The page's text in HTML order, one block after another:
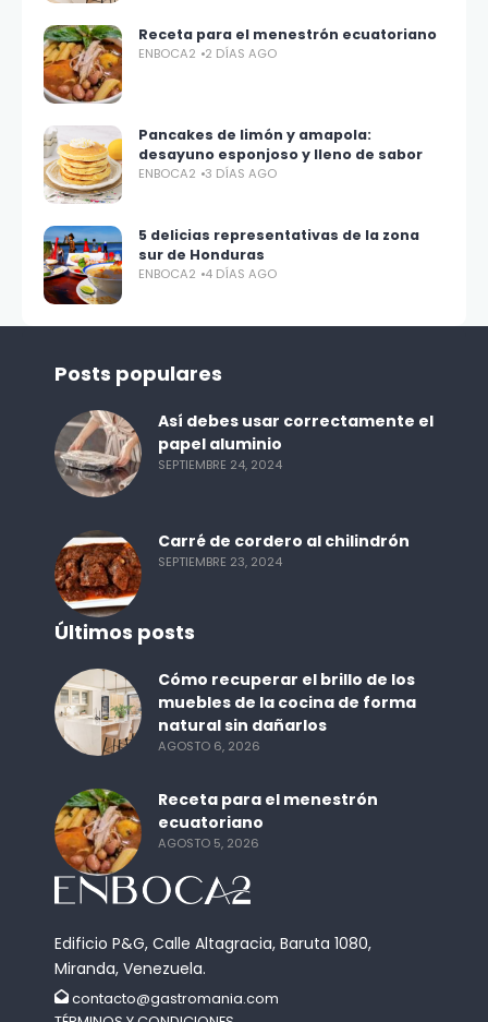
Receta para el menestrón ecuatoriano
ENBOCA2 2 DÍAS AGO
Pancakes de limón y amapola:
desayuno esponjoso y lleno de sabor
ENBOCA2 3 DÍAS AGO
5 delicias representativas de la zona
sur de Honduras
ENBOCA2 4 DÍAS AGO
Edificio P&G, Calle Altagracia, Baruta 1080,
Miranda, Venezuela.
contacto@gastromania.com
Posts populares
Así debes usar correctamente el
papel aluminio
SEPTIEMBRE 24, 2024
Carré de cordero al chilindrón
SEPTIEMBRE 23, 2024
Últimos posts
Cómo recuperar el brillo de los
muebles de la cocina de forma
natural sin dañarlos
AGOSTO 6, 2026
Receta para el menestrón
ecuatoriano
AGOSTO 5, 2026